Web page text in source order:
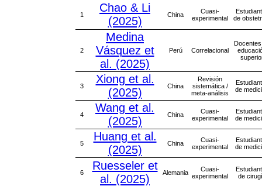
1
Chao & Li
(2025)
China
Cuasi-
experimental
de
2
Medina
Vásquez et
al. (2025)
Perú Correlacional
3
Xiong et al.
(2025)
China
Revisión
sistemática /
meta-análisis
de
4
Wang et al.
(2025)
China
Cuasi-
experimental
de
5
Huang et al.
(2025)
China
Cuasi-
experimental
de
6
Ruesseler et
al. (2025)
Alemania
Cuasi-
experimental
de